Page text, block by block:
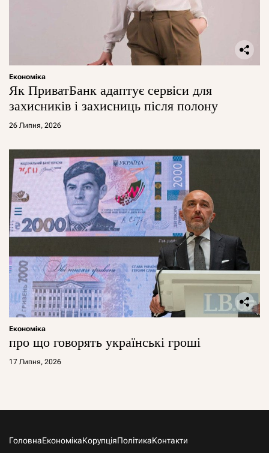
Економіка
Як ПриватБанк адаптує сервіси для
захисників і захисниць після полону
26 Липня, 2026
Економіка
про що говорять українські гроші
17 Липня, 2026
ГоловнаЕкономікаКорупціяПолітикаКонтакти